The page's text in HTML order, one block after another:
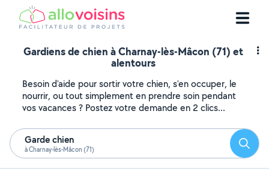
Gardiens de chien à Charnay-lès-Mâcon (71) et
alentours
Besoin d'aide pour sortir votre chien, s'en occuper, le
nourrir, ou tout simplement en prendre soin pendant
vos vacances ? Postez votre demande en 2 clics...
Garde chien
à Charnay-lès-Mâcon (71)